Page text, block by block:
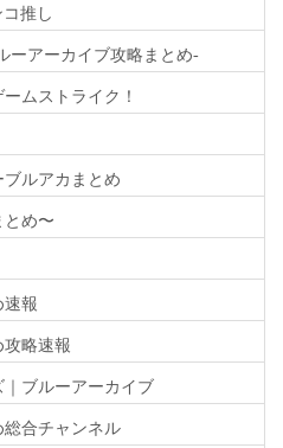
推し
アーカイブ攻略まとめ-
ムストライク！
ルアカまとめ
め〜
報
略速報
ブルーアーカイブ
合チャンネル